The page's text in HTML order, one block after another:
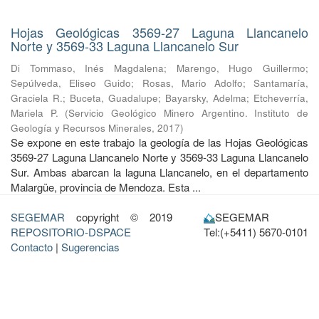
Hojas Geológicas 3569-27 Laguna Llancanelo
Norte y 3569-33 Laguna Llancanelo Sur
Di Tommaso, Inés Magdalena; Marengo, Hugo Guillermo;
Sepúlveda, Eliseo Guido; Rosas, Mario Adolfo;Santamaría,
Graciela R.; Buceta, Guadalupe; Bayarsky, Adelma; Etcheverría,
Mariela P. (Servicio Geológico Minero Argentino. Instituto de
Geología y Recursos Minerales, 2017)
Se expone en este trabajo la geología de las Hojas Geológicas
3569-27 Laguna Llancanelo Norte y 3569-33 Laguna Llancanelo
Sur. Ambas abarcan la laguna Llancanelo, en el departamento
Malargüe, provincia de Mendoza. Esta ...
SEGEMAR copyright © 2019
REPOSITORIO-DSPACE
Contacto | Sugerencias
SEGEMAR
Tel:(+5411) 5670-0101